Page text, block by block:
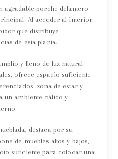
agradable porche delantero
Al acceder al interior
que distribuye
de esta planta.
y lleno de luz natural
ofrece espacio suficiente
zona de estar y
un ambiente cálido y
destaca por su
de muebles altos y bajos,
suficiente para colocar una